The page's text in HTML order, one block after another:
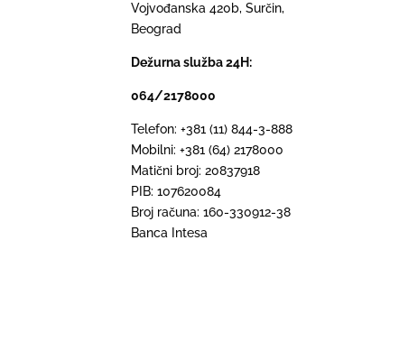
Vojvođanska 420b, Surčin,
Beograd
Dežurna služba 24H:
064/2178000
Telefon: +381 (11) 844-3-888
Mobilni: +381 (64) 2178000
Matični broj: 20837918
PIB: 107620084
Broj računa: 160-330912-38
Banca Intesa